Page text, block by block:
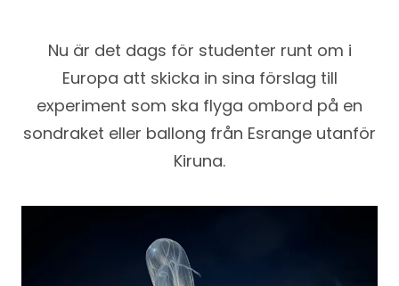
Nu är det dags för studenter runt om i
Europa att skicka in sina förslag till
experiment som ska flyga ombord på en
sondraket eller ballong från Esrange utanför
Kiruna.